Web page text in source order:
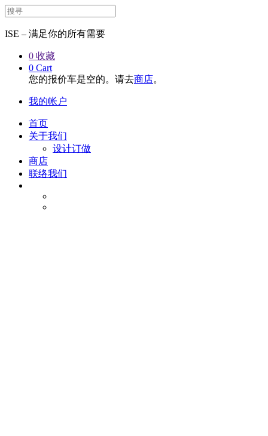
ISE – 满足你的所有需要
0 收藏
0 Cart
您的报价车是空的。请去商店。
我的帐户
首页
关于我们
设计订做
商店
联络我们